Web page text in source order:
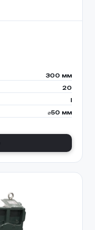
300 мм
20
⌀50 мм